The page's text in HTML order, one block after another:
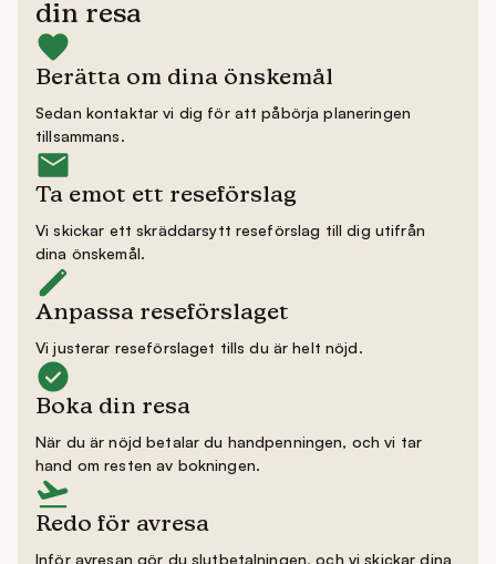
din resa
Berätta om dina önskemål
Sedan kontaktar vi dig för att påbörja planeringen
tillsammans.
Ta emot ett reseförslag
Vi skickar ett skräddarsytt reseförslag till dig utifrån
dina önskemål.
Anpassa reseförslaget
Vi justerar reseförslaget tills du är helt nöjd.
Boka din resa
När du är nöjd betalar du handpenningen, och vi tar
hand om resten av bokningen.
Redo för avresa
Inför avresan gör du slutbetalningen, och vi skickar dina